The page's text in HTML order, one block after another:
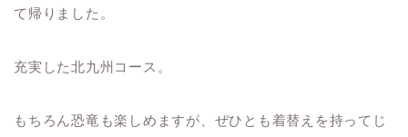
て帰りました。
充実した北九州コース。
もちろん恐竜も楽しめますが、ぜひとも着替えを持ってじ